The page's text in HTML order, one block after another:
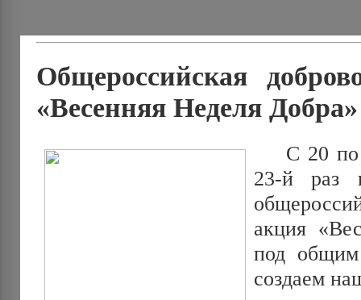
Общероссийская
«Весенняя Неделя Добра»
C 20 по
23-й раз
акция
под
создаем